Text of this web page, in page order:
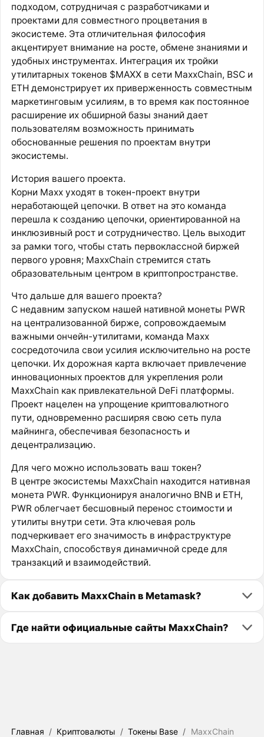
подходом, сотрудничая с разработчиками и
проектами для совместного процветания в
экосистеме. Эта отличительная философия
акцентирует внимание на росте, обмене знаниями и
удобных инструментах. Интеграция их тройки
утилитарных токенов $MAXX в сети MaxxChain, BSC и
ETH демонстрирует их приверженность совместным
маркетинговым усилиям, в то время как постоянное
расширение их обширной базы знаний дает
пользователям возможность принимать
обоснованные решения по проектам внутри
экосистемы.
История вашего проекта.
Корни Maxx уходят в токен-проект внутри
неработающей цепочки. В ответ на это команда
перешла к созданию цепочки, ориентированной на
инклюзивный рост и сотрудничество. Цель выходит
за рамки того, чтобы стать первоклассной биржей
первого уровня; MaxxChain стремится стать
образовательным центром в криптопространстве.
Что дальше для вашего проекта?
С недавним запуском нашей нативной монеты PWR
на централизованной бирже, сопровождаемым
важными ончейн-утилитами, команда Maxx
сосредоточила свои усилия исключительно на росте
цепочки. Их дорожная карта включает привлечение
инновационных проектов для укрепления роли
MaxxChain как привлекательной DeFi платформы.
Проект нацелен на упрощение криптовалютного
пути, одновременно расширяя свою сеть пула
майнинга, обеспечивая безопасность и
децентрализацию.
Для чего можно использовать ваш токен?
В центре экосистемы MaxxChain находится нативная
монета PWR. Функционируя аналогично BNB и ETH,
PWR облегчает бесшовный перенос стоимости и
утилиты внутри сети. Эта ключевая роль
подчеркивает его значимость в инфраструктуре
MaxxChain, способствуя динамичной среде для
транзакций и взаимодействий.
Как добавить MaxxChain в Metamask?
Где найти официальные сайты MaxxChain?
Главная / Криптовалюты / Токены Base / MaxxChain